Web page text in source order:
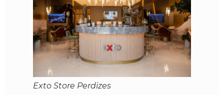
Exto Store Perdizes